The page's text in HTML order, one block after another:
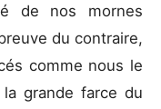
de nos mornes
du contraire,
comme nous le
la grande farce du